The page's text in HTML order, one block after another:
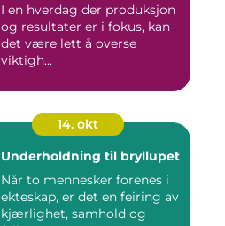
I en hverdag der produksjon
og resultater er i fokus, kan
det være lett å overse
viktigh...
14. okt
Underholdning til bryllupet
Når to mennesker forenes i
ekteskap, er det en feiring av
kjærlighet, samhold og